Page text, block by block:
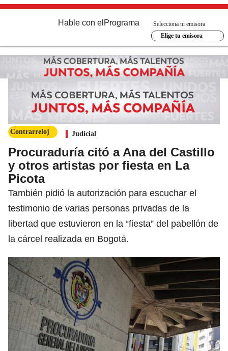
Hable con el Programa
Selecciona tu emisora
Elige tu emisora
Contrarreloj Judicial
Procuraduría citó a Ana del Castillo
y otros artistas por fiesta en La
Picota
También pidió la autorización para escuchar el
testimonio de varias personas privadas de la
libertad que estuvieron en la “fiesta” del pabellón de
la cárcel realizada en Bogotá.